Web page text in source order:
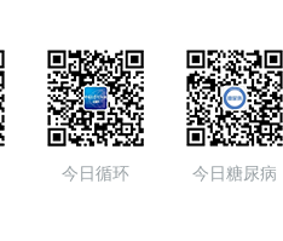
今日循环 今日糖尿病